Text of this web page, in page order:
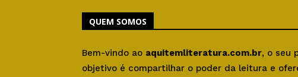
QUEM SOMOS
Bem-vindo ao aquitemliteratura.com.br, o seu
objetivo é compartilhar o poder da leitura e